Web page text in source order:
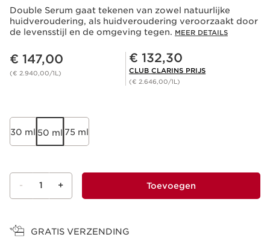
Double Serum gaat tekenen van zowel natuurlijke
huidveroudering, als huidveroudering veroorzaakt door
de levensstijl en de omgeving tegen. MEER DETAILS
Dit is nu de prijs € 147,00
€ 147,00
(€ 2.940,00/1L)
Club Clarins Prijs € 132,30
€ 132,30
CLUB CLARINS PRIJS
(€ 2.646,00/1L)
30 ml 50 ml 75 ml
- 1 + Toevoegen
GRATIS VERZENDING